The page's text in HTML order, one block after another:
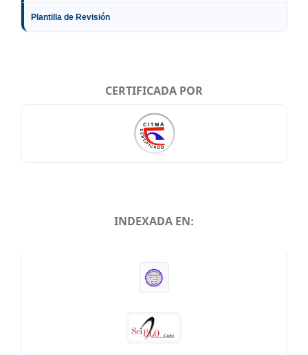
Plantilla de Revisión
CERTIFICADA POR
INDEXADA EN: